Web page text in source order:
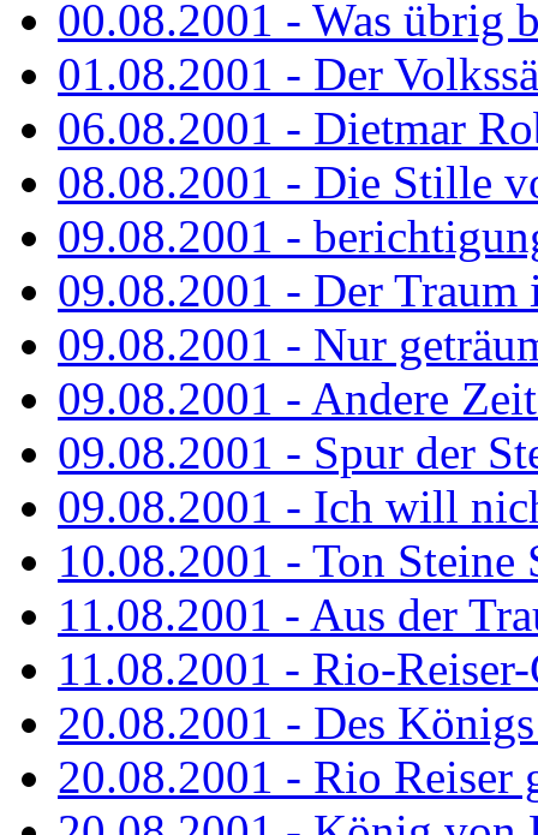
00.08.2001 - Was übrig
01.08.2001 - Der
06.08.2001 - Dietmar
08.08.2001 - Die Stille
09.08.2001 -
09.08.2001 - Der Traum
09.08.2001 - Nur
09.08.2001 - Andere
09.08.2001 - Spur der
09.08.2001 - Ich will
10.08.2001 - Ton Steine
11.08.2001 - Aus der
11.08.2001 - Rio-
20.08.2001 - Des
20.08.2001 - Rio Reiser